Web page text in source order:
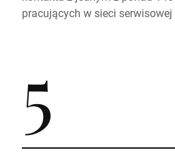
pracujących w sieci serwisowej
5